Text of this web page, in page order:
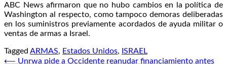
ABC News afirmaron que no hubo cambios en la política de
Washington al respecto, como tampoco demoras deliberadas
en los suministros previamente acordados de ayuda militar o
ventas de armas a Israel.
Tagged ARMAS, Estados Unidos, ISRAEL
⟵ Unrwa pide a Occidente reanudar financiamiento antes